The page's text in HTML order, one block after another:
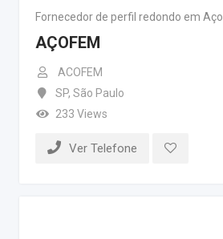
Fornecedor de perfil redondo em Aço
AÇOFEM
ACOFEM
SP, São Paulo
233 Views
Ver Telefone